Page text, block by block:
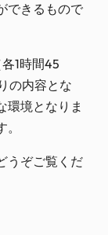
できるもので
1時間45
の内容とな
環境となりま
うぞご覧くだ